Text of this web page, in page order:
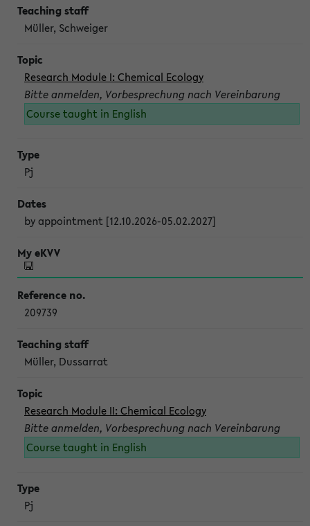
Müller, Schweiger
Research Module I: Chemical Ecology
Bitte anmelden, Vorbesprechung nach Vereinbarung
Course taught in English
Pj
by appointment [12.10.2026-05.02.2027]
209739
Müller, Dussarrat
Research Module II: Chemical Ecology
Bitte anmelden, Vorbesprechung nach Vereinbarung
Course taught in English
Pj